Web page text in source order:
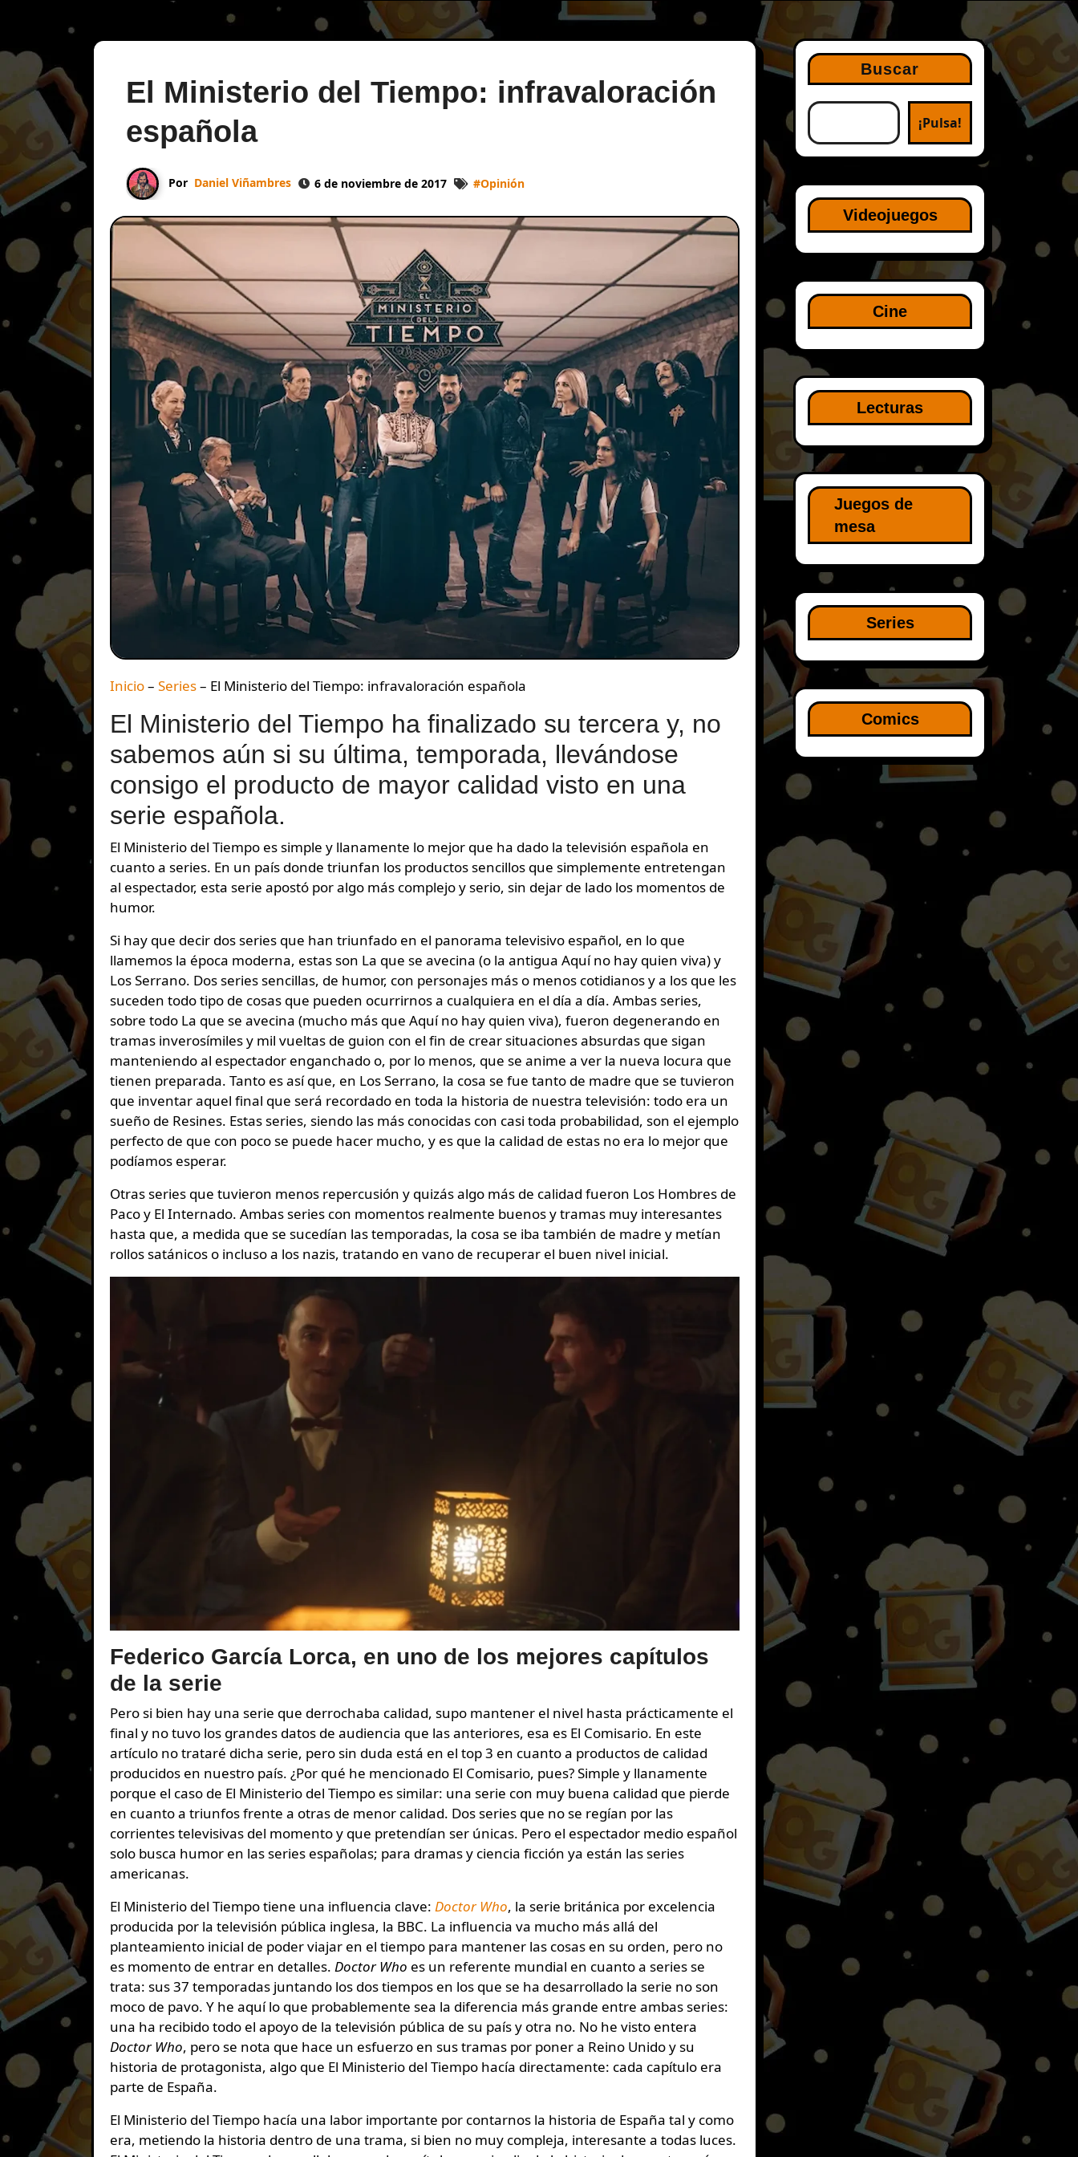
El Ministerio del Tiempo: infravaloración
española
Por Daniel Viñambres 6 de noviembre de 2017 #Opinión
Inicio– Series– El Ministerio del Tiempo: infravaloración española
El Ministerio del Tiempo ha finalizado su tercera y, no
sabemos aún si su última, temporada, llevándose
consigo el producto de mayor calidad visto en una
serie española.
El Ministerio del Tiempo es simple y llanamente lo mejor que ha dado la televisión española en
cuanto a series. En un país donde triunfan los productos sencillos que simplemente entretengan
al espectador, esta serie apostó por algo más complejo y serio, sin dejar de lado los momentos de
humor.
Si hay que decir dos series que han triunfado en el panorama televisivo español, en lo que
llamemos la época moderna, estas son La que se avecina (o la antigua Aquí no hay quien viva) y
Los Serrano. Dos series sencillas, de humor, con personajes más o menos cotidianos y a los que les
suceden todo tipo de cosas que pueden ocurrirnos a cualquiera en el día a día. Ambas series,
sobre todo La que se avecina (mucho más que Aquí no hay quien viva), fueron degenerando en
tramas inverosímiles y mil vueltas de guion con el fin de crear situaciones absurdas que sigan
manteniendo al espectador enganchado o, por lo menos, que se anime a ver la nueva locura que
tienen preparada. Tanto es así que, en Los Serrano, la cosa se fue tanto de madre que se tuvieron
que inventar aquel final que será recordado en toda la historia de nuestra televisión: todo era un
sueño de Resines. Estas series, siendo las más conocidas con casi toda probabilidad, son el ejemplo
perfecto de que con poco se puede hacer mucho, y es que la calidad de estas no era lo mejor que
podíamos esperar.
Otras series que tuvieron menos repercusión y quizás algo más de calidad fueron Los Hombres de
Paco y El Internado. Ambas series con momentos realmente buenos y tramas muy interesantes
hasta que, a medida que se sucedían las temporadas, la cosa se iba también de madre y metían
rollos satánicos o incluso a los nazis, tratando en vano de recuperar el buen nivel inicial.
Federico García Lorca, en uno de los mejores capítulos
de la serie
Pero si bien hay una serie que derrochaba calidad, supo mantener el nivel hasta prácticamente el
final y no tuvo los grandes datos de audiencia que las anteriores, esa es El Comisario. En este
artículo no trataré dicha serie, pero sin duda está en el top 3 en cuanto a productos de calidad
producidos en nuestro país. ¿Por qué he mencionado El Comisario, pues? Simple y llanamente
porque el caso de El Ministerio del Tiempo es similar: una serie con muy buena calidad que pierde
en cuanto a triunfos frente a otras de menor calidad. Dos series que no se regían por las
corrientes televisivas del momento y que pretendían ser únicas. Pero el espectador medio español
solo busca humor en las series españolas; para dramas y ciencia ficción ya están las series
americanas.
El Ministerio del Tiempo tiene una influencia clave: Doctor Who, la serie británica por excelencia
producida por la televisión pública inglesa, la BBC. La influencia va mucho más allá del
planteamiento inicial de poder viajar en el tiempo para mantener las cosas en su orden, pero no
es momento de entrar en detalles. Doctor Who es un referente mundial en cuanto a series se
trata: sus 37 temporadas juntando los dos tiempos en los que se ha desarrollado la serie no son
moco de pavo. Y he aquí lo que probablemente sea la diferencia más grande entre ambas series:
una ha recibido todo el apoyo de la televisión pública de su país y otra no. No he visto entera
Doctor Who, pero se nota que hace un esfuerzo en sus tramas por poner a Reino Unido y su
historia de protagonista, algo que El Ministerio del Tiempo hacía directamente: cada capítulo era
parte de España.
El Ministerio del Tiempo hacía una labor importante por contarnos la historia de España tal y como
era, metiendo la historia dentro de una trama, si bien no muy compleja, interesante a todas luces.
Buscar
¡Pulsa!
Videojuegos
Cine
Lecturas
Juegos de
mesa
Series
Comics